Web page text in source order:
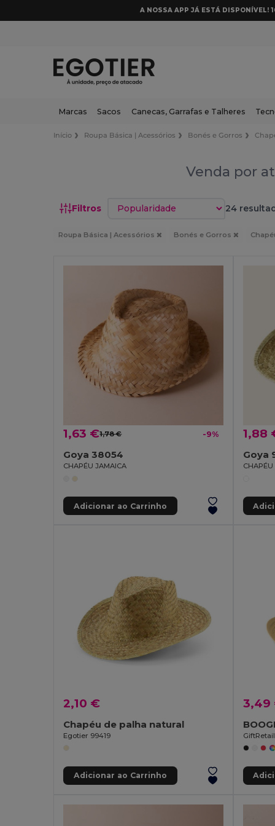
A NOSSA APP JÁ ESTÁ DISPONÍVEL!
Marcas Sacos Canecas, Garrafas e Talheres
Início Roupa Básica | Acessórios Bonés e Gorros
Venda por
Filtros Classificar por 24
Roupa Básica | Acessórios Bonés e Gorros
1,63 €1,78 € -9%
Goya 38054
CHAPÉU JAMAICA
Adicionar ao Carrinho
1,88
Goya
2,10 €
Chapéu de palha natural
Egotier 99419
Adicionar ao Carrinho
3,49